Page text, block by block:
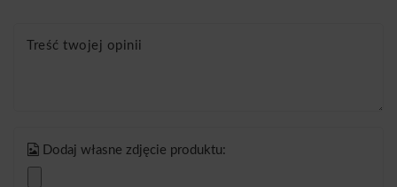
Treść twojej opinii
Dodaj własne zdjęcie produktu: